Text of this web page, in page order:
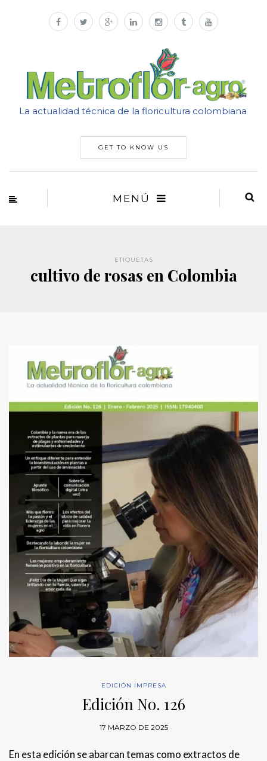
La actualidad técnica de la floricultura colombiana
GET TO KNOW US
MENÚ
ETIQUETAS
cultivo de rosas en Colombia
EDICIÓN IMPRESA
Edición No. 126
17 MARZO DE 2025
En esta edición se abarcan temas como extractos de